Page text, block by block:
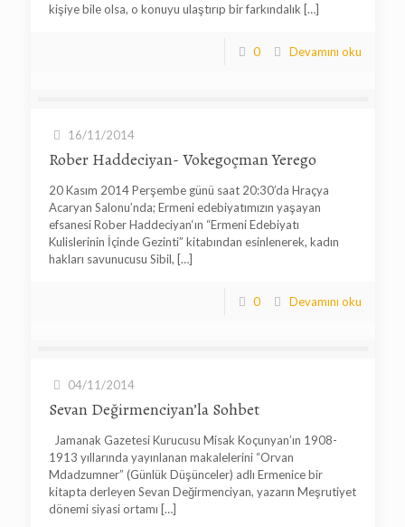
kişiye bile olsa, o konuyu ulaştırıp bir farkındalık […]
0 Devamını oku
16/11/2014
Rober Haddeciyan- Vokegoçman Yerego
20 Kasım 2014 Perşembe günü saat 20:30’da Hraçya
Acaryan Salonu’nda; Ermeni edebiyatımızın yaşayan
efsanesi Rober Haddeciyan‘ın “Ermeni Edebiyatı
Kulislerinin İçinde Gezinti” kitabından esinlenerek, kadın
hakları savunucusu Sibil, […]
0 Devamını oku
04/11/2014
Sevan Değirmenciyan’la Sohbet
Jamanak Gazetesi Kurucusu Misak Koçunyan’ın 1908-
1913 yıllarında yayınlanan makalelerini “Orvan
Mdadzumner” (Günlük Düşünceler) adlı Ermenice bir
kitapta derleyen Sevan Değirmenciyan, yazarın Meşrutiyet
dönemi siyasi ortamı […]